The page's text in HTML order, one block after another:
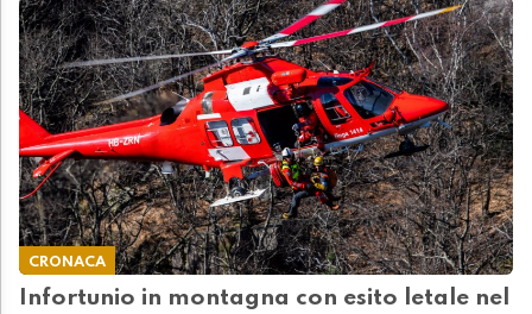
CRONACA
Infortunio in montagna con esito letale nel